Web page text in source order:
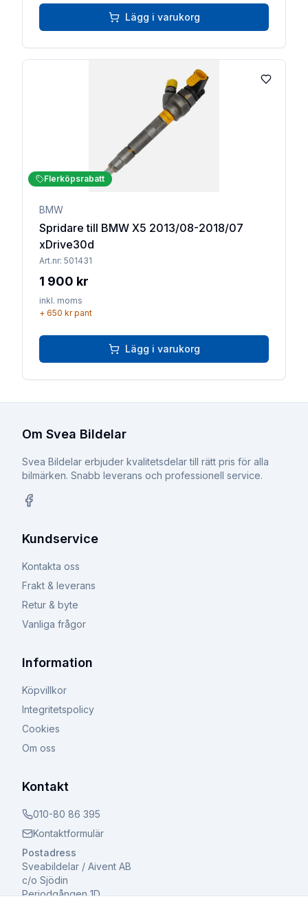
Lägg i varukorg
Lägg till
Flerköpsrabatt
BMW
Spridare till BMW X5 2013/08-2018/07
xDrive30d
Art.nr: 501431
1 900 kr
inkl. moms
+ 650 krpant
Lägg i varukorg
Om Svea Bildelar
Svea Bildelar erbjuder kvalitetsdelar till rätt pris för alla
bilmärken. Snabb leverans och professionell service.
Kundservice
Kontakta oss
Frakt & leverans
Retur & byte
Vanliga frågor
Information
Köpvillkor
Integritetspolicy
Cookies
Om oss
Kontakt
010-80 86 395
Kontaktformulär
Postadress
Sveabildelar / Aivent AB
c/o Sjödin
Periodgången 1D